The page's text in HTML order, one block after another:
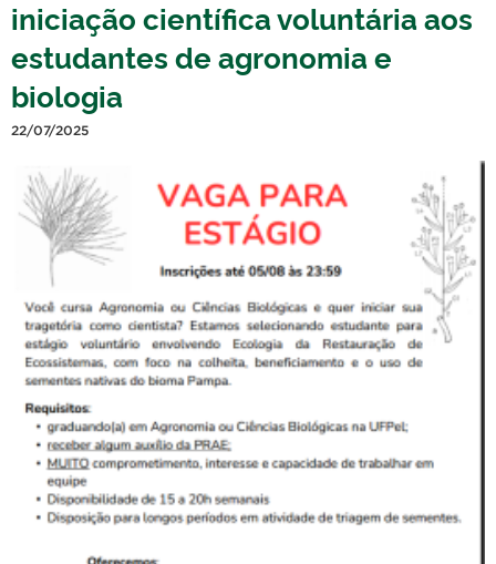
iniciação científica voluntária aos
estudantes de agronomia e
biologia
22/07/2025